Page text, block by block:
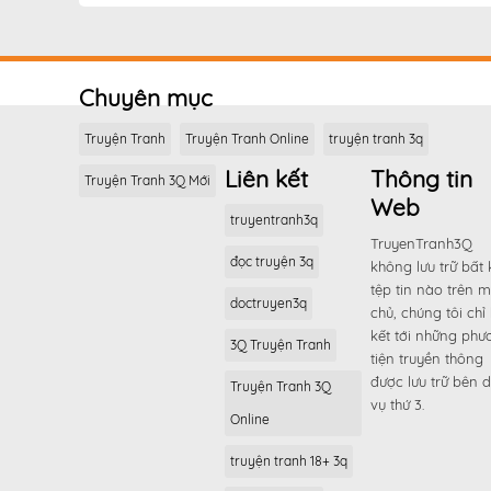
Chương 9
Chương 8
Chương 7
Chuyên mục
Truyện Tranh Truyện Tranh Online truyện tranh 3q
Truyện Tranh 3Q Mới Liên kết
truyentranh3q
đọc truyện 3q
doctruyen3q
3Q Truyện Tranh
Truyện Tranh 3Q
Online
truyện tranh 18+ 3q
Thông tin
Web
TruyenTranh3Q
không lưu trữ bất
tệp tin nào trên
chủ, chúng tôi chỉ
kết tới những
tiện truyền thông
được lưu trữ bên
vụ thứ 3.